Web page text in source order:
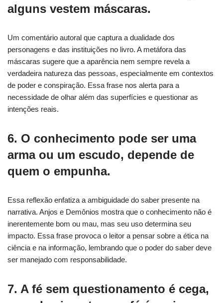
alguns vestem máscaras.
Um comentário autoral que captura a dualidade dos
personagens e das instituições no livro. A metáfora das
máscaras sugere que a aparência nem sempre revela a
verdadeira natureza das pessoas, especialmente em contextos
de poder e conspiração. Essa frase nos alerta para a
necessidade de olhar além das superfícies e questionar as
intenções reais.
6. O conhecimento pode ser uma
arma ou um escudo, depende de
quem o empunha.
Essa reflexão enfatiza a ambiguidade do saber presente na
narrativa. Anjos e Demônios mostra que o conhecimento não é
inerentemente bom ou mau, mas seu uso determina seu
impacto. Essa frase provoca o leitor a pensar sobre a ética na
ciência e na informação, lembrando que o poder do saber deve
ser manejado com responsabilidade.
7. A fé sem questionamento é cega,